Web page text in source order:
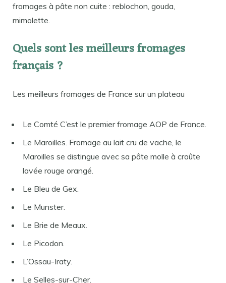
fromages à pâte non cuite : reblochon, gouda,
mimolette.
Quels sont les meilleurs fromages
français ?
Les meilleurs fromages de France sur un plateau
Le Comté C’est le premier fromage AOP de France.
Le Maroilles. Fromage au lait cru de vache, le
Maroilles se distingue avec sa pâte molle à croûte
lavée rouge orangé.
Le Bleu de Gex.
Le Munster.
Le Brie de Meaux.
Le Picodon.
L’Ossau-Iraty.
Le Selles-sur-Cher.